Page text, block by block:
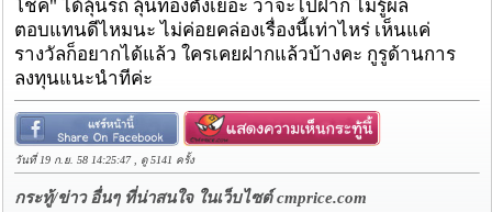
โชค" ได้ลุ้นรถ ลุ้นทองตั้งเยอะ ว่าจะไปฝาก ไม่รู้ผล
ตอบแทนดีไหมนะ ไม่ค่อยคล่องเรื่องนี้เท่าไหร่ เห็นแค่
รางวัลก็อยากได้แล้ว ใครเคยฝากแล้วบ้างคะ กูรูด้านการ
ลงทุนแนะนำทีค่ะ
วันที่ 19 ก.ย. 58 14:25:47 , ดู 5141 ครั้ง
กระทู้/ข่าว อื่นๆ ที่น่าสนใจ ในเว็บไซต์ cmprice.com